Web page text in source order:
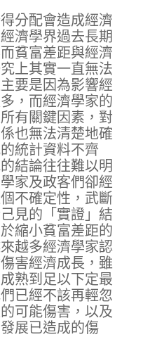
分配會造成經濟
濟學界過去長期
貧富差距與經濟
上其實一直無法
要是因為影響經
，而經濟學家的
有關鍵因素，對
也無法清楚地確
統計資料不齊
結論往往難以明
家及政客們卻經
不確定性，武斷
見的「實證」結
縮小貧富差距的
越多經濟學家認
害經濟成長，雖
熟到足以下定最
已經不該再輕忽
可能傷害，以及
展已造成的傷